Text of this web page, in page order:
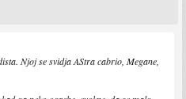
Njoj se svidja AStra cabrio, Megane,